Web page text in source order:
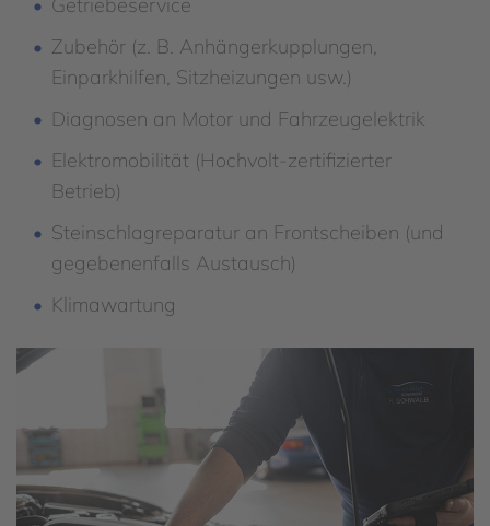
Zubehör (z. B. Anhängerkupplungen,
Einparkhilfen, Sitzheizungen usw.)
Diagnosen an Motor und Fahrzeugelektrik
Elektromobilität (Hochvolt-zertifizierter
Betrieb)
Steinschlagreparatur an Frontscheiben (und
gegebenenfalls Austausch)
Klimawartung